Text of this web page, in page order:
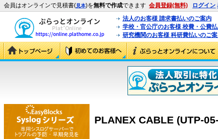
会員はオンラインで見積書(見本)を無料で作成できます 会員登録(無料) ログイン
法人のお客様 請求書払いのご案内
学校・官公庁のお客様 校費・公費
研究機関のお客様 科研費払いのご
PLANEX CABLE (UTP-